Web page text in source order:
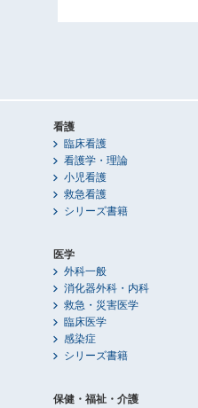
看護
臨床看護
看護学・理論
小児看護
救急看護
シリーズ書籍
医学
外科一般
消化器外科・内科
救急・災害医学
臨床医学
感染症
シリーズ書籍
保健・福祉・介護